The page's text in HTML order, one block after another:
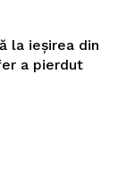
la ieșirea din
a pierdut